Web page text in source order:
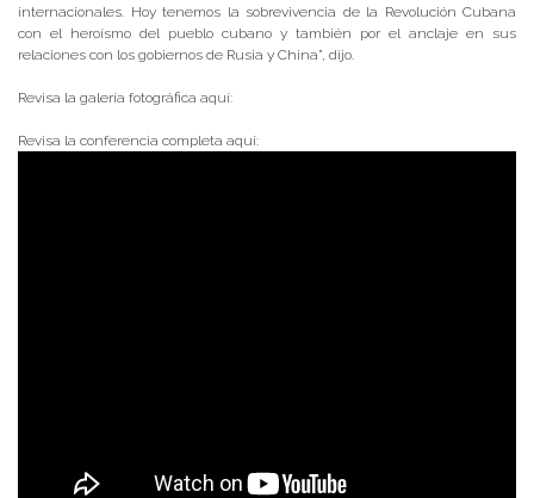
internacionales. Hoy tenemos la sobrevivencia de la Revolución Cubana
con el heroísmo del pueblo cubano y también por el anclaje en sus
relaciones con los gobiernos de Rusia y China”, dijo.
Revisa la galería fotográfica aquí:
Revisa la conferencia completa aquí: